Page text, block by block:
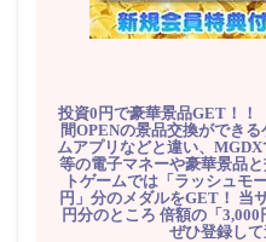
投資0円で豪華景品GET！！
間OPENの景品交換ができ
ムアプリなどと違い、MGDX
等の電子マネーや豪華景品
トゲームでは「ラッシュモ
円」分のメダルをGET！ 当
円分のところ 倍額の「
ぜひ登録して